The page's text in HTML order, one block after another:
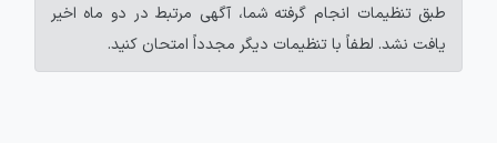
طبق تنظیمات انجام گرفته شما، آگهی مرتبط در دو ماه اخیر
یافت نشد. لطفاً با تنظیمات دیگر مجدداً امتحان کنید.